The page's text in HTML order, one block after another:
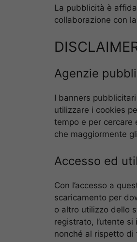
La pubblicità è
collaborazione con
Agenzie
I banners
utilizzare i cookies
tempo e per cercare
che maggiormente
Accesso ed
Con l’accesso a
scaricamento per
o altro utilizzo dello
registrato, l’utente
nonché al rispetto